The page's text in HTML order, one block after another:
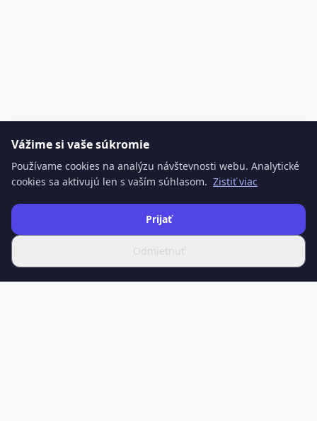
Vážime si vaše súkromie
Používame cookies na analýzu návštevnosti webu. Analytické
cookies sa aktivujú len s vaším súhlasom. Zistiť viac
Odmietnuť
Prijať